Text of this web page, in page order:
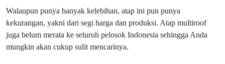
Walaupun punya banyak kelebihan, atap ini pun punya
kekurangan, yakni dari segi harga dan produksi. Atap multiroof
juga belum merata ke seluruh pelosok Indonesia sehingga Anda
mungkin akan cukup sulit mencarinya.